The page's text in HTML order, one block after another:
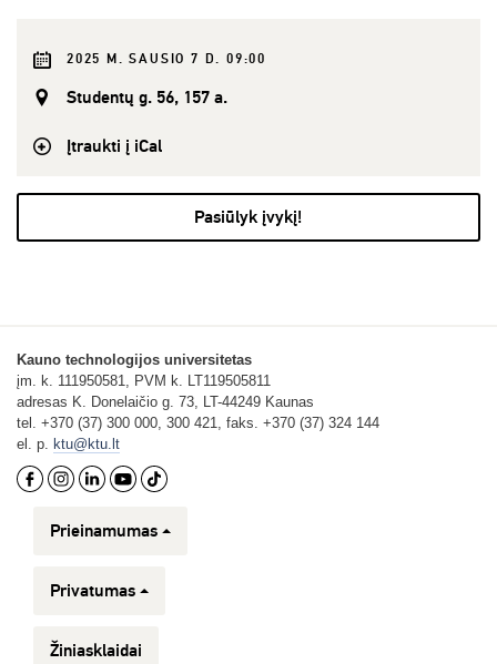
2025 M. SAUSIO 7 D. 09:00
Studentų g. 56, 157 a.
Įtraukti į iCal
Pasiūlyk įvykį!
Kauno technologijos universitetas
įm. k. 111950581, PVM k. LT119505811
adresas K. Donelaičio g. 73, LT-44249 Kaunas
tel. +370 (37) 300 000, 300 421, faks. +370 (37) 324 144
el. p. ktu@ktu.lt
Prieinamumas
Privatumas
Žiniasklaidai